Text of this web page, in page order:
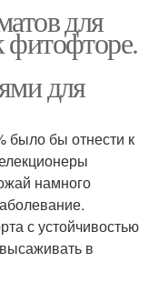
для
фитофторе.
для
было бы отнести к
намного
с устойчивостью
в